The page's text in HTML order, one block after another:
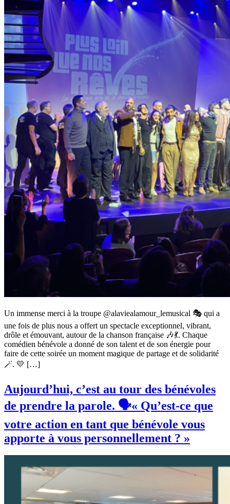
Un immense merci à la troupe @alaviealamour_lemusical 🎭 qui a
une fois de plus nous a offert un spectacle exceptionnel, vibrant,
drôle et émouvant, autour de la chanson française 🎶💃. Chaque
comédien bénévole a donné de son talent et de son énergie pour
faire de cette soirée un moment magique de partage et de solidarité
🪄. 💛 […]
Aujourd’hui, c’est au tour des bénévoles
de prendre la parole. 🗣️« Qu’est-ce que
votre action en tant que bénévole vous
apporte à vous personnellement ? »